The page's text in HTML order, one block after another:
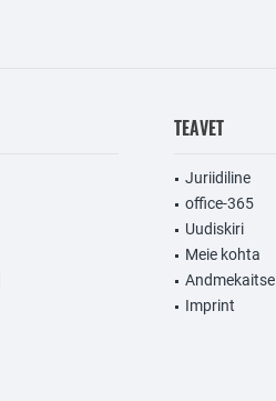
TEAVET
Juriidiline
office-365
Uudiskiri
Meie kohta
Andmekaitse
Imprint